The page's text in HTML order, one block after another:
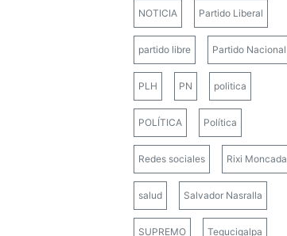
NOTICIA Partido Liberal
partido libre Partido Nacional
PLH PN politica
POLÍTICA Política
Redes sociales Rixi Moncada
salud Salvador Nasralla
SUPREMO Tegucigalpa